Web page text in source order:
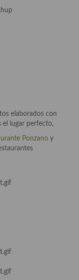
tostas y
elaborados con
el lugar perfecto,
Ponzano y